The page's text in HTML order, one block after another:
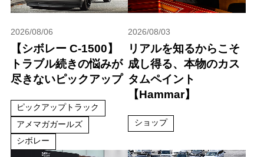
2026/08/06
【シボレー C-1500】
トラブル続きの悩みが
尽きないピックアップ
ピックアップトラック
アメマガガールズ
シボレー
2026/08/03
リアルを知るからこそ
成し得る、本物のカス
タムペイント
【Hammar】
ショップ